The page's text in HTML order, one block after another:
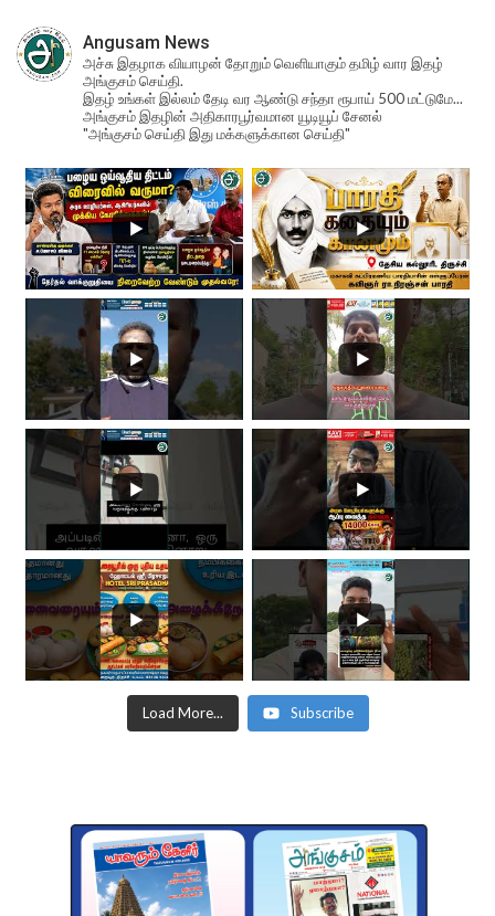
Angusam News
அச்சு இதழாக வியாழன் தோறும் வெளியாகும் தமிழ் வார இதழ்
அங்குசம் செய்தி.
இதழ் உங்கள் இல்லம் தேடி வர ஆண்டு சந்தா ரூபாய் 500 மட்டுமே...
அங்குசம் இதழின் அதிகாரபூர்வமான யூடியூப் சேனல்
"அங்குசம் செய்தி இது மக்களுக்கான செய்தி"
Load More... Subscribe